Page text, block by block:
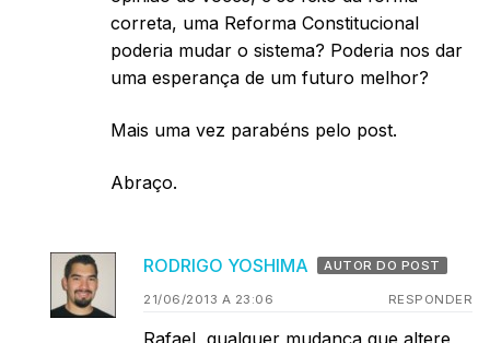
correta, uma Reforma Constitucional
poderia mudar o sistema? Poderia nos dar
uma esperança de um futuro melhor?
Mais uma vez parabéns pelo post.
Abraço.
RODRIGO YOSHIMA AUTOR DO POST
21/06/2013 A 23:06 RESPONDER